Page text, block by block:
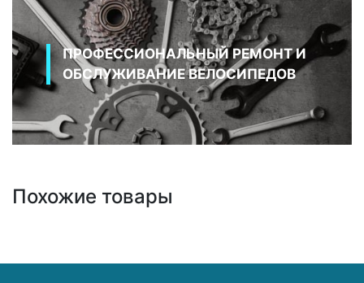
ПРОФЕССИОНАЛЬНЫЙ РЕМОНТ И
ОБСЛУЖИВАНИЕ ВЕЛОСИПЕДОВ
Похожие товары